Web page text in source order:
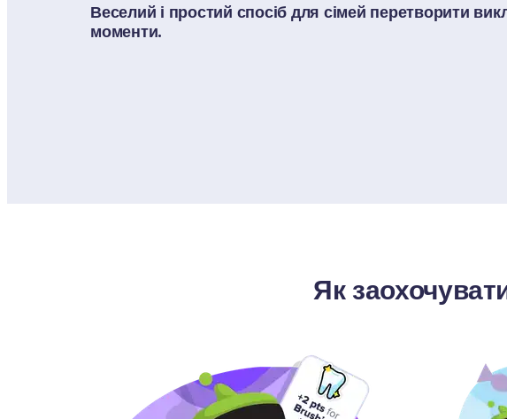
Веселий і простий спосіб для сімей перетворити
моменти.
Як